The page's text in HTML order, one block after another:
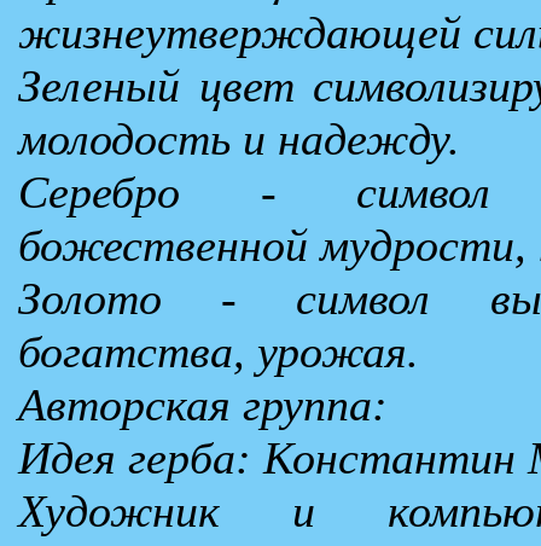
жизнеутверждающей
Зеленый цвет
молодость и надежду.
Серебро - символ
божественной мудрости,
Золото - символ
богатства, урожая.
Авторская группа:
Идея герба: Константин
Художник и